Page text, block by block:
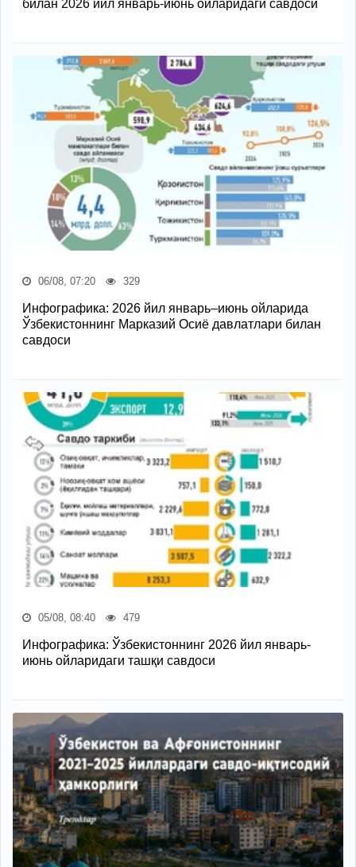
билан 2026 йил январь-июнь ойларидаги савдоси
06/08, 07:20 329
Инфографика: 2026 йил январь–июнь ойларида
Ўзбекистоннинг Марказий Осиё давлатлари билан
савдоси
05/08, 08:40 479
Инфографика: Ўзбекистоннинг 2026 йил январь-
июнь ойларидаги ташқи савдоси